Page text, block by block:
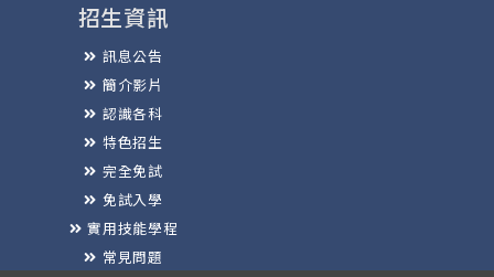
招生資訊
訊息公告
簡介影片
認識各科
特色招生
完全免試
免試入學
實用技能學程
常見問題